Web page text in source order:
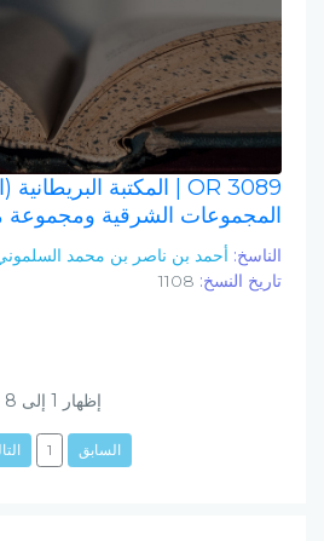
OR 3089
| المكتبة
المجموعات الشرقية ومجموعة
الناسخ: أحمد بن ناصر بن محمد
تاريخ النسخ:
إظهار 1 إلى 8
السابق 1